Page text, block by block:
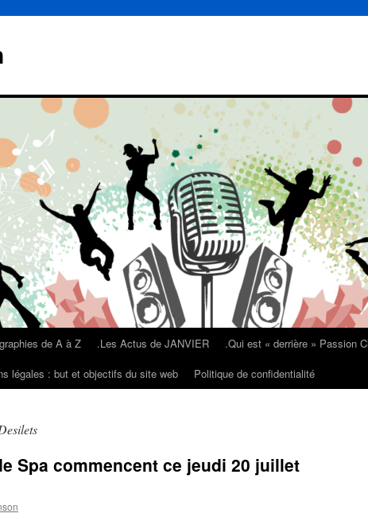
de A à Z .Les Actus de JANVIER .Qui est « derrière » Passion
légales : but et objectifs du site web Politique de confidentialité
Spa commencent ce jeudi 20 juillet